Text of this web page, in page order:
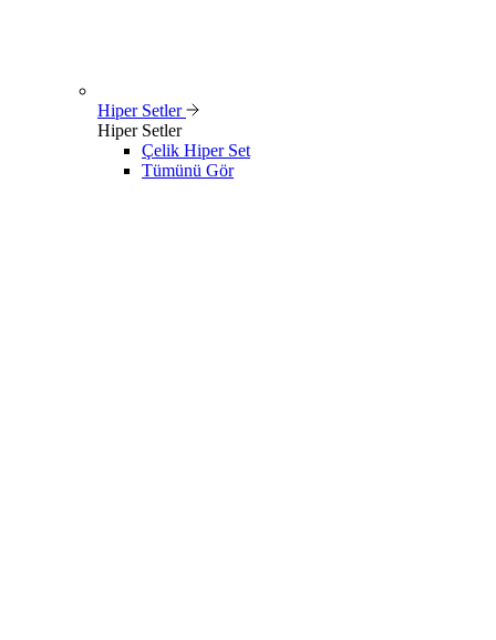
Hiper Setler
Hiper Setler
Çelik Hiper Set
Tümünü Gör